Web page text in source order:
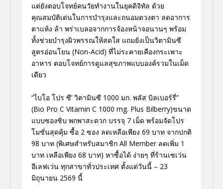
แต่ยังตอบโจทย์คนวัยทำงานในยุคดิจิทัล ด้วย
คุณสมบัติเด่นในการบำรุงและถนอมดวงตา ลดอาการ
ตาแห้ง ล้า พร่าเบลอจากการจ้องหน้าจอนานๆ พร้อม
ทั้งช่วยบำรุงผิวพรรณให้สดใส แถมยังเป็นวิตามินซี
สูตรอ่อนโยน (Non-Acid) ที่ไม่ระคายเคืองกระเพาะ
อาหาร ตอบโจทย์การดูแลสุขภาพแบบองค์รวมในเม็ด
เดียว
“ไบโอ โปร ซี’ วิตามินซี 1000 มก. พลัส บิลเบอร์รี่”
(Bio Pro C Vitamin C 1000 mg. Plus Bilberry)ขนาด
แบบซองซิบ พกพาสะดวก บรรจุ 7 เม็ด พร้อมจัดโปร
โมชั่นสุดคุ้ม ซื้อ 2 ซอง ลดเหลือเพียง 69 บาท จากปกติ
98 บาท (พิเศษสำหรับสมาชิก All Member ลดเพิ่ม 1
บาท เหลือเพียง 68 บาท) หาซื้อได้ ง่ายๆ ที่ร้านเซเว่น
อีเลฟเว่น ทุกสาขาทั่วประเทศ ตั้งแต่วันนี้ – 23
มิถุนายน 2569 นี้